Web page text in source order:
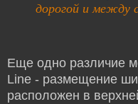
дорогой и между
Еще одно различие
Line - размещение
расположен в